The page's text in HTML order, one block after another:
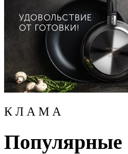
К Л А М А
Популярные